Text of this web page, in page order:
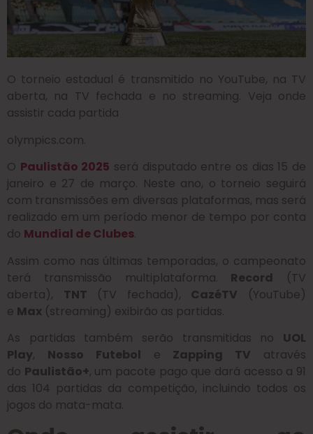
O torneio estadual é transmitido no YouTube, na TV
aberta, na TV fechada e no streaming. Veja onde
assistir cada partida
olympics.com.
O Paulistão 2025 será disputado entre os dias 15 de
janeiro e 27 de março. Neste ano, o torneio seguirá
com transmissões em diversas plataformas, mas será
realizado em um período menor de tempo por conta
do Mundial de Clubes.
Assim como nas últimas temporadas, o campeonato
terá transmissão multiplataforma. Record (TV
aberta), TNT (TV fechada), CazéTV (YouTube)
e Max (streaming) exibirão as partidas.
As partidas também serão transmitidas no UOL
Play, Nosso Futebol e Zapping TV através
do Paulistão+, um pacote pago que dará acesso a 91
das 104 partidas da competição, incluindo todos os
jogos do mata-mata.